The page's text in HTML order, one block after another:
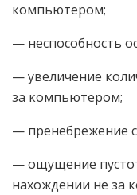
компьютером;
— неспособность
— увеличение
за компьютером;
— пренебрежение
— ощущение
нахождении не за